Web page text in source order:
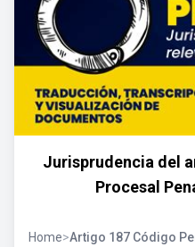
Jurisprudencia del
Procesal
Home>Artigo 187 Código